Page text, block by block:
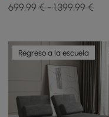
699,99 € - 1.399,99 €
Regreso a la escuela